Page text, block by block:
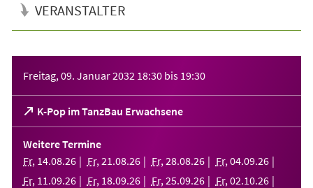
VERANSTALTER
Freitag, 09. Januar 2032 18:30 bis 19:30
K-Pop im TanzBau Erwachsene
(Öffnet
in
einem
neuen
Tab)
Weitere Termine
Fr, 14.08.26 Fr, 21 .08.26 Fr, 28.08.26 Fr, 04.09.26
Fr, 11 .09.26 Fr, 18.09.26 Fr, 25.09.26 Fr, 02.10.26